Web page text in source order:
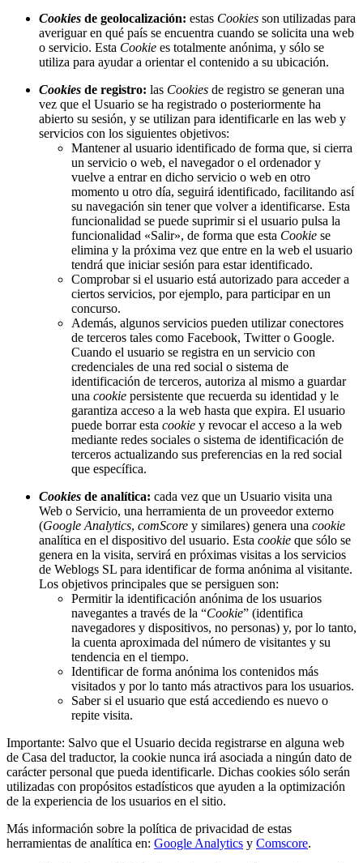
Cookies de geolocalización: estas Cookies son utilizadas para
averiguar en qué país se encuentra cuando se solicita una web
o servicio. Esta Cookie es totalmente anónima, y sólo se
utiliza para ayudar a orientar el contenido a su ubicación.
Cookies de registro: las Cookies de registro se generan una
vez que el Usuario se ha registrado o posteriormente ha
abierto su sesión, y se utilizan para identificarle en las web y
servicios con los siguientes objetivos:
Mantener al usuario identificado de forma que, si cierra
un servicio o web, el navegador o el ordenador y
vuelve a entrar en dicho servicio o web en otro
momento u otro día, seguirá identificado, facilitando así
su navegación sin tener que volver a identificarse. Esta
funcionalidad se puede suprimir si el usuario pulsa la
funcionalidad «Salir», de forma que esta Cookie se
elimina y la próxima vez que entre en la web el usuario
tendrá que iniciar sesión para estar identificado.
Comprobar si el usuario está autorizado para acceder a
ciertos servicios, por ejemplo, para participar en un
concurso.
Además, algunos servicios pueden utilizar conectores
de terceros tales como Facebook, Twitter o Google.
Cuando el usuario se registra en un servicio con
credenciales de una red social o sistema de
identificación de terceros, autoriza al mismo a guardar
una cookie persistente que recuerda su identidad y le
garantiza acceso a la web hasta que expira. El usuario
puede borrar esta cookie y revocar el acceso a la web
mediante redes sociales o sistema de identificación de
terceros actualizando sus preferencias en la red social
que específica.
Cookies de analítica: cada vez que un Usuario visita una
Web o Servicio, una herramienta de un proveedor externo
(Google Analytics, comScore y similares) genera una cookie
analítica en el dispositivo del usuario. Esta cookie que sólo se
genera en la visita, servirá en próximas visitas a los servicios
de Weblogs SL para identificar de forma anónima al visitante.
Los objetivos principales que se persiguen son:
Permitir la identificación anónima de los usuarios
navegantes a través de la “Cookie” (identifica
navegadores y dispositivos, no personas) y, por lo tanto,
la cuenta aproximada del número de visitantes y su
tendencia en el tiempo.
Identificar de forma anónima los contenidos más
visitados y por lo tanto más atractivos para los usuarios.
Saber si el usuario que está accediendo es nuevo o
repite visita.
Importante: Salvo que el Usuario decida registrarse en alguna web
de Casa del traductor, la cookie nunca irá asociada a ningún dato de
carácter personal que pueda identificarle. Dichas cookies sólo serán
utilizadas con propósitos estadísticos que ayuden a la optimización
de la experiencia de los usuarios en el sitio.
Más información sobre la política de privacidad de estas
herramientas de analítica en: Google Analytics y Comscore.